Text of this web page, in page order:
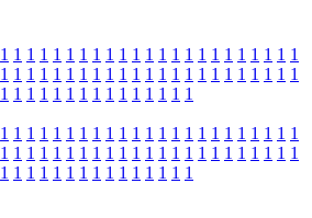
1 1 1 1 1 1 1 1 1 1 1 1 1 1 1 1 1 1 1 1 1 1 1
1 1 1 1 1 1 1 1 1 1 1 1 1 1 1 1 1 1 1 1 1 1 1
1 1 1 1 1 1 1 1 1 1 1 1 1 1 1
1 1 1 1 1 1 1 1 1 1 1 1 1 1 1 1 1 1 1 1 1 1 1
1 1 1 1 1 1 1 1 1 1 1 1 1 1 1 1 1 1 1 1 1 1 1
1 1 1 1 1 1 1 1 1 1 1 1 1 1 1